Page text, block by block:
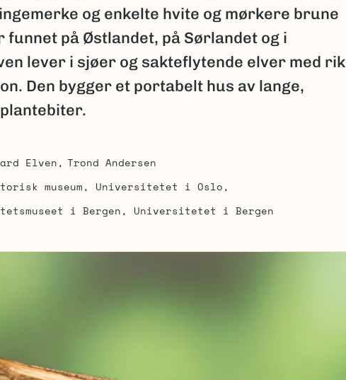
og enkelte hvite og mørkere brune
på Østlandet, på Sørlandet og i
lever i sjøer og sakteflytende elver med rik
Den bygger et portabelt hus av lange,
Elven
Trond Andersen
museum, Universitetet i Oslo
i Bergen, Universitetet i Bergen